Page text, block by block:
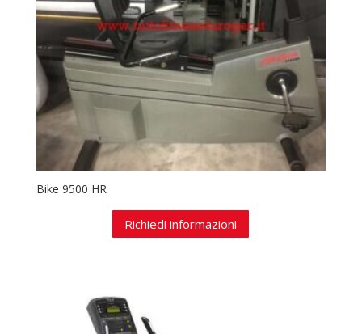
Bike 9500 HR
Richiedi informazioni